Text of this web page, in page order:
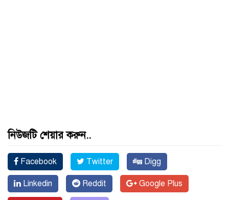
নিউজটি শেয়ার করুন..
Facebook Twitter Digg
Linkedin Reddit Google Plus